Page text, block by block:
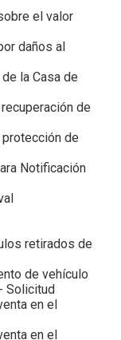
el valor
daños al
la Casa de
de
protección de
Notificación
retirados de
de vehículo
Solicitud
en el
en el